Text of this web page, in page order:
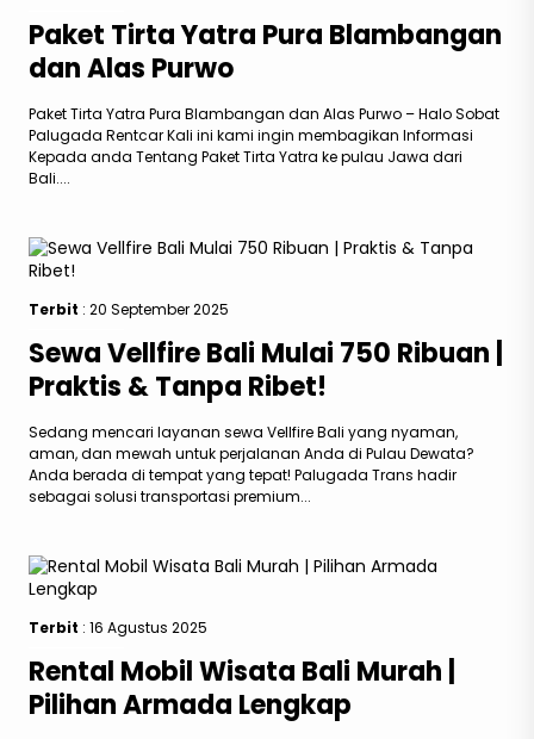
Paket Tirta Yatra Pura Blambangan
dan Alas Purwo
Paket Tirta Yatra Pura Blambangan dan Alas Purwo – Halo Sobat
Palugada Rentcar Kali ini kami ingin membagikan Informasi
Kepada anda Tentang Paket Tirta Yatra ke pulau Jawa dari
Bali....
Terbit : 20 September 2025
Sewa Vellfire Bali Mulai 750 Ribuan |
Praktis & Tanpa Ribet!
Sedang mencari layanan sewa Vellfire Bali yang nyaman,
aman, dan mewah untuk perjalanan Anda di Pulau Dewata?
Anda berada di tempat yang tepat! Palugada Trans hadir
sebagai solusi transportasi premium...
Terbit : 16 Agustus 2025
Rental Mobil Wisata Bali Murah |
Pilihan Armada Lengkap